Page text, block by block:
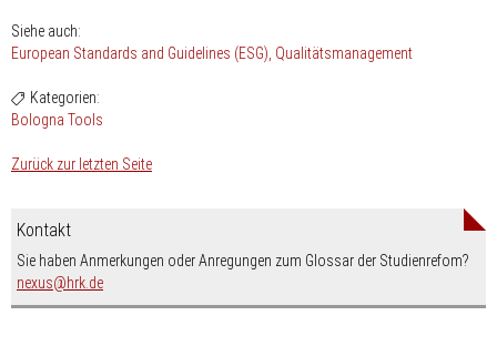
Siehe auch:
European Standards and Guidelines (ESG) Qualitätsmanagement
Kategorien:
Bologna Tools
Zurück zur letzten Seite
Kontakt
Sie haben Anmerkungen oder Anregungen zum Glossar der Studienrefom?
nexus
nospam-
hrk.de